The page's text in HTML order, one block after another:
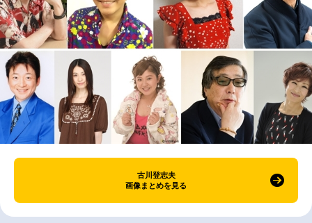
古川登志夫
画像まとめを見る